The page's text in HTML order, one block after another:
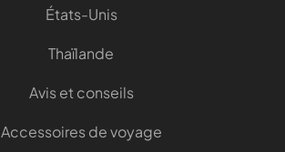
États-Unis
Thaïlande
Avis et conseils
Accessoires de voyage